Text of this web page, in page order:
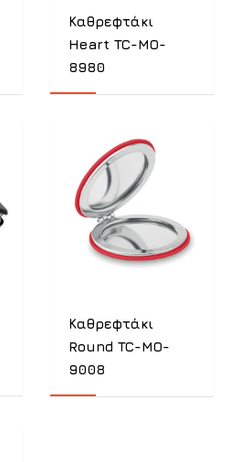
Καθρεφτάκι
Heart TC-MO-
8980
Καθρεφτάκι
Round TC-MO-
9008